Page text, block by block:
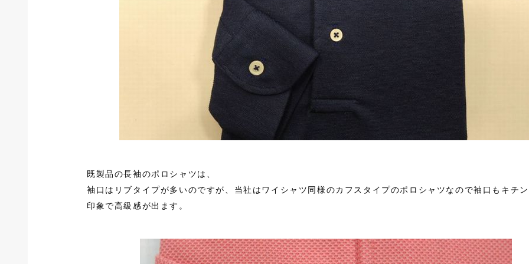
既製品の長袖のポロシャツは、
袖口はリブタイプが多いのですが、当社はワイシャツ同様のカフスタイプのポロシャツなので袖口もキチ
印象で高級感が出ます。